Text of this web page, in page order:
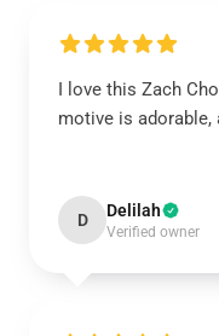
I love this Zach
motive is
D Delilah
Verified owner